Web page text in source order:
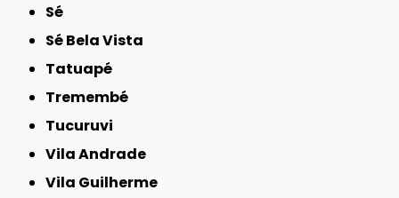
Sé
Sé Bela Vista
Tatuapé
Tremembé
Tucuruvi
Vila Andrade
Vila Guilherme